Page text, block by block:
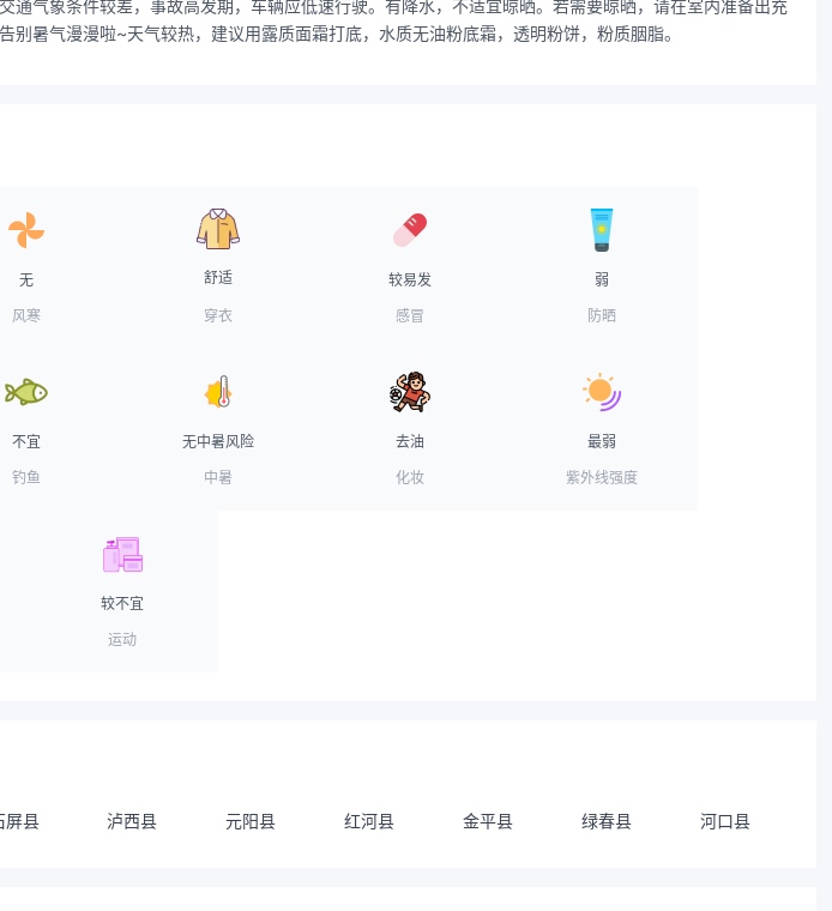
气象条件较差，事故高发期，车辆应低速行驶。有降水，不适宜晾晒。若需要晾晒，请在室内准备出充
暑气漫漫啦~天气较热，建议用露质面霜打底，水质无油粉底霜，透明粉饼，粉质胭脂。
无
风寒
舒适
穿衣
较易发
感冒
弱
防晒
不宜
钓鱼
无中暑风险
中暑
去油
化妆
最弱
紫外线强度
较不宜
运动
屏县 泸西县 元阳县 红河县 金平县 绿春县 河口县